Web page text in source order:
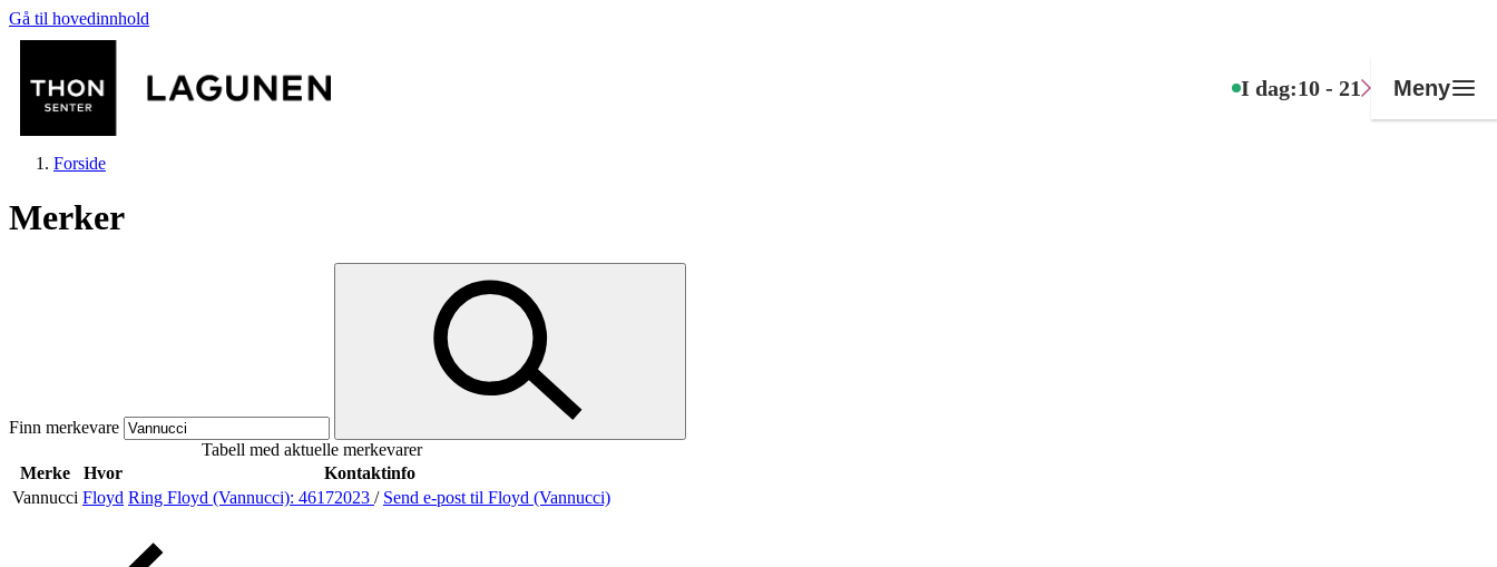
Gå til hovedinnhold
I dag:10 - 21 Meny
Mat og drikke
Helse
Aktiviteter
Forside
Merker
Finn merkevare
Tabell med aktuelle merkevarer
Merke
Hvor
Kontaktinfo
Vannucci Floyd Ring Floyd (Vannucci): 46172023 / Send e-post til Floyd (Vannucci)